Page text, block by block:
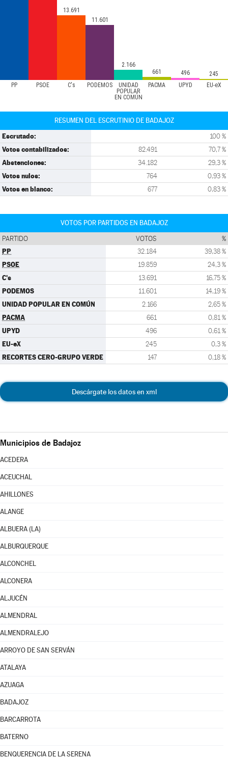
PP PSOE C's PODEMOS
UNIDAD
POPULAR
EN COMÚN
PACMA UPYD EU-eX
13.691
11.601
2.166
661
496 245
RESUMEN DEL ESCRUTINIO DE BADAJOZ
Escrutado: 100 %
Votos contabilizados: 82.491 70,7 %
Abstenciones: 34.182 29,3 %
Votos nulos: 764 0,93 %
Votos en blanco: 677 0,83 %
VOTOS POR PARTIDOS EN BADAJOZ
PARTIDO VOTOS %
PP 32.184 39,38 %
PSOE 19.859 24,3 %
C's 13.691 16,75 %
PODEMOS 11.601 14,19 %
UNIDAD POPULAR EN COMÚN 2.166 2,65 %
PACMA 661 0,81 %
UPYD 496 0,61 %
EU-eX 245 0,3 %
RECORTES CERO-GRUPO VERDE 147 0,18 %
Descárgate los datos en xml
Municipios de Badajoz
ACEDERA
ACEUCHAL
AHILLONES
ALANGE
ALBUERA (LA)
ALBURQUERQUE
ALCONCHEL
ALCONERA
ALJUCÉN
ALMENDRAL
ALMENDRALEJO
ARROYO DE SAN SERVÁN
ATALAYA
AZUAGA
BADAJOZ
BARCARROTA
BATERNO
BENQUERENCIA DE LA SERENA